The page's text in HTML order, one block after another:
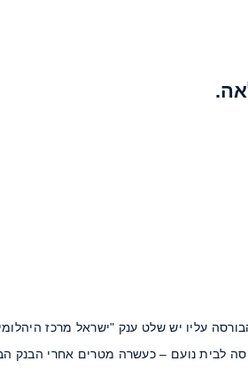
למעשה את הגשר הפנימי של הבורסה עליו יש שלט ענק "ישראל מרכז
לבית נועם – כעשרה מטרים אחרי הבנק